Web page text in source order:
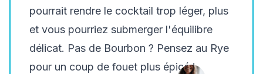
pourrait rendre le cocktail trop léger, plus
et vous pourriez submerger l'équilibre
délicat. Pas de Bourbon ? Pensez au Rye
pour un coup de fouet plus épicé !